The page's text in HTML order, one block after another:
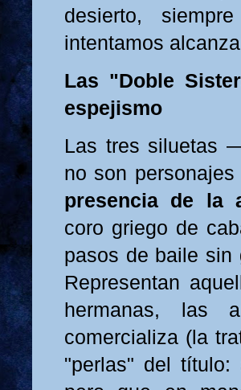
desierto,
intentamos
Las "Doble
espejismo
Las tres siluetas
no son
presencia de la
coro griego de
pasos de baile sin
Representan
hermanas, las
comercializa (la
"perlas" del título: